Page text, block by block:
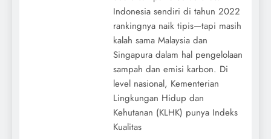
Indonesia sendiri di tahun 2022
rankingnya naik tipis—tapi masih
kalah sama Malaysia dan
Singapura dalam hal pengelolaan
sampah dan emisi karbon. Di
level nasional, Kementerian
Lingkungan Hidup dan
Kehutanan (KLHK) punya Indeks
Kualitas